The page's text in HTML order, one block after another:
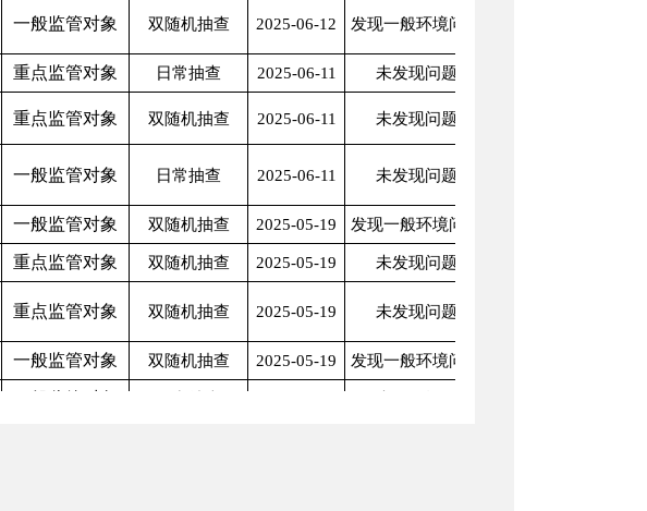
一般监管对象 双随机抽查 2025-06-12 发现一般环境问题
重点监管对象 日常抽查 2025-06-11 未发现问题
重点监管对象 双随机抽查 2025-06-11 未发现问题
一般监管对象 日常抽查 2025-06-11 未发现问题
一般监管对象 双随机抽查 2025-05-19 发现一般环境问题
重点监管对象 双随机抽查 2025-05-19 未发现问题
重点监管对象 双随机抽查 2025-05-19 未发现问题
一般监管对象 双随机抽查 2025-05-19 发现一般环境问题